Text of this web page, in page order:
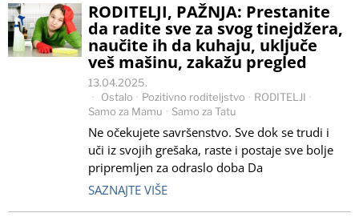
RODITELJI, PAŽNJA: Prestanite
da radite sve za svog tinejdžera,
naučite ih da kuhaju, uključe
veš mašinu, zakažu pregled
13.04.2025.
Ostalo · Pozitivno roditeljstvo · RODITELJI ·
Samo za Mamu · Samo za Tatu
Ne očekujete savršenstvo. Sve dok se trudi i
uči iz svojih grešaka, raste i postaje sve bolje
pripremljen za odraslo doba Da
SAZNAJTE VIŠE